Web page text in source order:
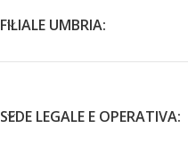
FILIALE UMBRIA:
SEDE LEGALE E OPERATIVA: